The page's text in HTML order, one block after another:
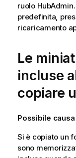
ruolo
predefinita,
ricaricamento
Le
incluse
copiare
Possibile causa
Si è copiato un
sono